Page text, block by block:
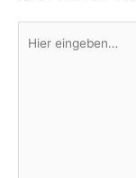
eingeben…